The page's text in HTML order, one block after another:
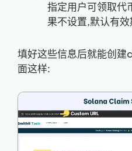
指定用户可领取代
果不设置,默认有效
填好这些信息后就能创
面这样: